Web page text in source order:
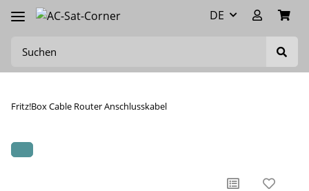
DE
Fritz!Box Cable Router Anschlusskabel